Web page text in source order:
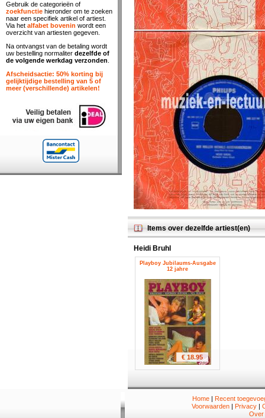
Items over dezelfde artiest(en)
Heidi Bruhl
Playboy Jubilaums-Ausgabe
12 jahre
€ 18.95
Gebruik de categorieën of
zoekfunctie hieronder om te zoeken
naar een specifiek artikel of artiest.
Via het alfabet bovenin wordt een
overzicht van artiesten gegeven.
Na ontvangst van de betaling wordt
uw bestelling normaliter dezelfde of
de volgende werkdag verzonden
Afscheidsactie: 50% korting bij
gelijktijdige bestelling van 5 of
meer (verschillende) artikelen!
Home| Recent
Voorwaarden | Privacy |
Over